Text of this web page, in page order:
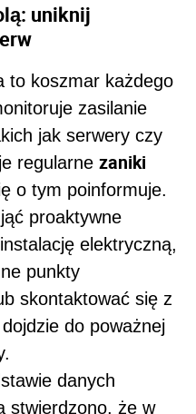
uniknij
to koszmar każdego
zasilanie
jak serwery czy
regularne zaniki
o tym poinformuje.
proaktywne
elektryczną,
punkty
skontaktować się z
do poważnej
danych
stwierdzono, że w